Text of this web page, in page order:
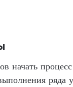
начать